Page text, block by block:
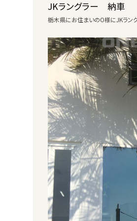
JKラングラー 納車
栃木県にお住まいのO様にJKラン